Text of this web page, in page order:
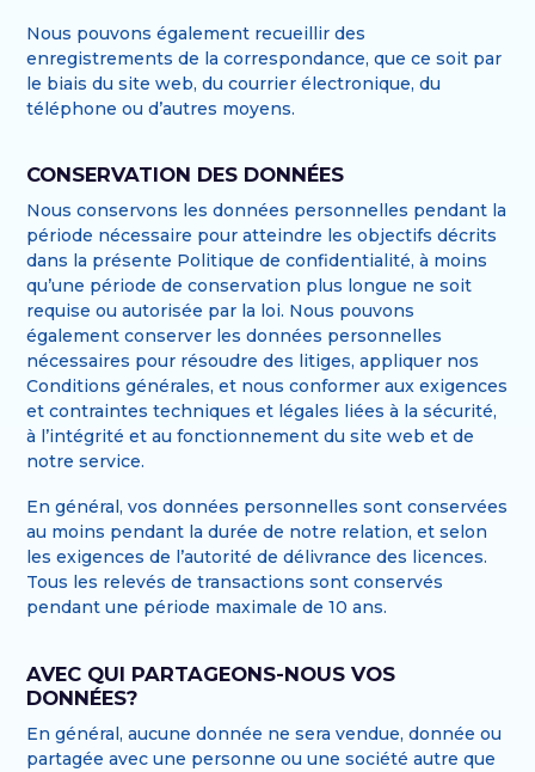
Nous pouvons également recueillir des
enregistrements de la correspondance, que ce soit par
le biais du site web, du courrier électronique, du
téléphone ou d’autres moyens.
CONSERVATION DES DONNÉES
Nous conservons les données personnelles pendant la
période nécessaire pour atteindre les objectifs décrits
dans la présente Politique de confidentialité, à moins
qu’une période de conservation plus longue ne soit
requise ou autorisée par la loi. Nous pouvons
également conserver les données personnelles
nécessaires pour résoudre des litiges, appliquer nos
Conditions générales, et nous conformer aux exigences
et contraintes techniques et légales liées à la sécurité,
à l’intégrité et au fonctionnement du site web et de
notre service.
En général, vos données personnelles sont conservées
au moins pendant la durée de notre relation, et selon
les exigences de l’autorité de délivrance des licences.
Tous les relevés de transactions sont conservés
pendant une période maximale de 10 ans.
AVEC QUI PARTAGEONS-NOUS VOS
DONNÉES?
En général, aucune donnée ne sera vendue, donnée ou
partagée avec une personne ou une société autre que